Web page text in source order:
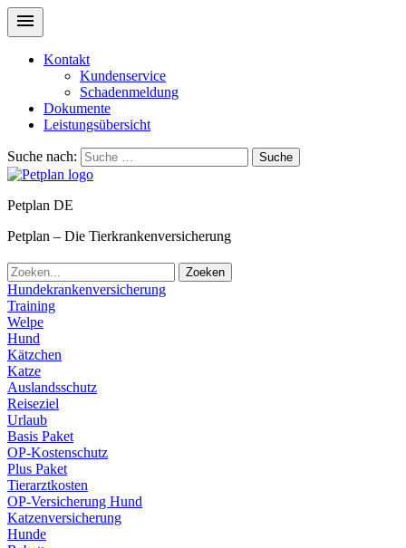
Kontakt
Kundenservice
Schadenmeldung
Dokumente
Leistungsübersicht
Suche nach: Suche
Petplan DE
Petplan – Die Tierkrankenversicherung
Zoeken
Hundekrankenversicherung
Training
Welpe
Hund
Kätzchen
Katze
Auslandsschutz
Reiseziel
Urlaub
Basis Paket
OP-Kostenschutz
Plus Paket
Tierarztkosten
OP-Versicherung Hund
Katzenversicherung
Hunde